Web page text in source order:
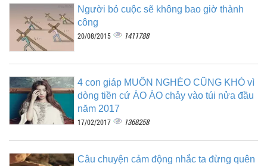
Người bỏ cuộc sẽ không bao giờ thành
công
20/08/2015 1411788
4 con giáp MUỐN NGHÈO CŨNG KHÓ vì
dòng tiền cứ ÀO ÀO chảy vào túi nửa đầu
năm 2017
17/02/2017 1368258
Câu chuyện cảm động nhắc ta đừng quên